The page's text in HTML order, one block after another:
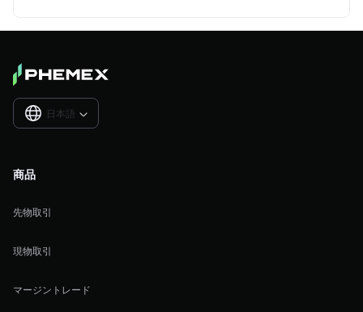
日本語 
商品
先物取引
現物取引
マージントレード